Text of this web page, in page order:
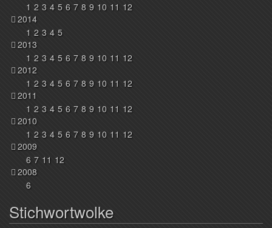
1 2 3 4 5 6 7 8 9 10 11 12
2014
1 2 3 4 5
2013
1 2 3 4 5 6 7 8 9 10 11 12
2012
1 2 3 4 5 6 7 8 9 10 11 12
2011
1 2 3 4 5 6 7 8 9 10 11 12
2010
1 2 3 4 5 6 7 8 9 10 11 12
2009
6 7 11 12
2008
6
Stichwortwolke